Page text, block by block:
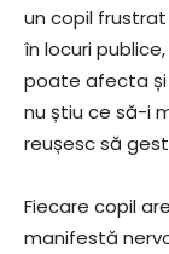
un copil
în locuri
poate afecta și
nu știu ce să-i
reușesc să
Fiecare copil
manifestă